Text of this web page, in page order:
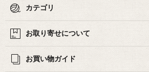
カテゴリ
お取り寄せについて
お買い物ガイド